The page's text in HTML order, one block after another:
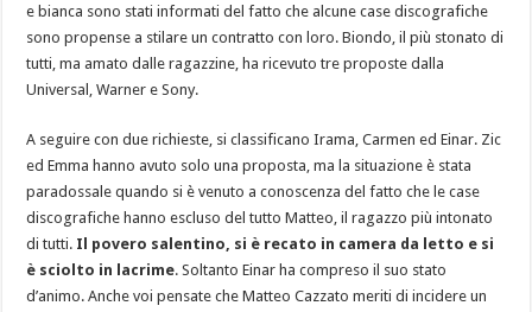
e bianca sono stati informati del fatto che alcune case discografiche
sono propense a stilare un contratto con loro. Biondo, il più stonato di
tutti, ma amato dalle ragazzine, ha ricevuto tre proposte dalla
Universal, Warner e Sony.
A seguire con due richieste, si classificano Irama, Carmen ed Einar. Zic
ed Emma hanno avuto solo una proposta, ma la situazione è stata
paradossale quando si è venuto a conoscenza del fatto che le case
discografiche hanno escluso del tutto Matteo, il ragazzo più intonato
di tutti. Il povero salentino, si è recato in camera da letto e si
è sciolto in lacrime. Soltanto Einar ha compreso il suo stato
d’animo. Anche voi pensate che Matteo Cazzato meriti di incidere un